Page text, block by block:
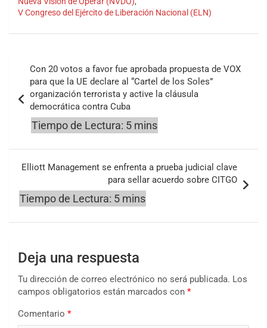
V Congreso del Ejército de Liberación Nacional (ELN)
entradas
Con 20 votos a favor fue aprobada propuesta de VOX
para que la UE declare al “Cartel de los Soles”
organización terrorista y active la cláusula
democrática contra Cuba
Elliott Management se enfrenta a prueba judicial clave
para sellar acuerdo sobre CITGO
Deja una respuesta
Tu dirección de correo electrónico no será publicada. Los
campos obligatorios están marcados con *
Comentario *